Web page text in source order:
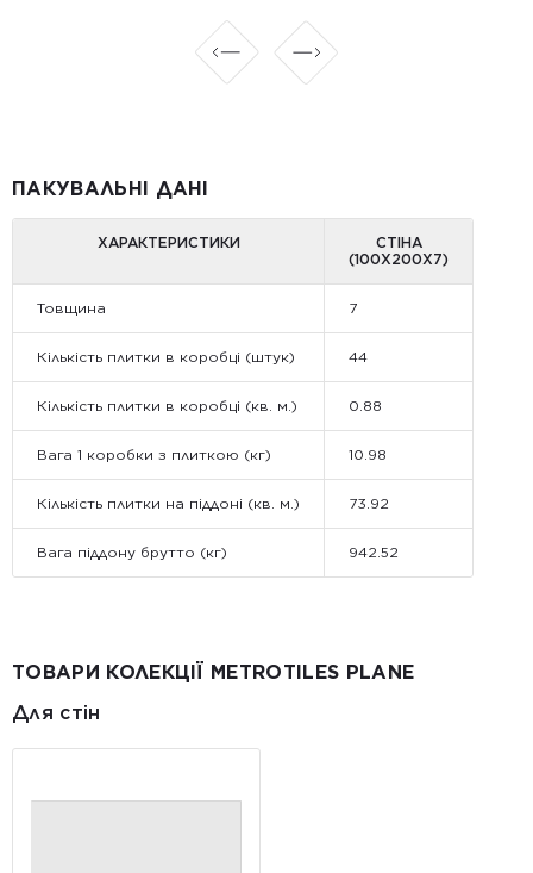
ПАКУВАЛЬНІ ДАНІ
ХАРАКТЕРИСТИКИ
СТІНА
(100Х200Х7)
Товщина 7
Кількість плитки в коробці (штук) 44
Кількість плитки в коробці (кв. м.) 0.88
Вага 1 коробки з плиткою (кг) 10.98
Кількість плитки на піддоні (кв. м.) 73.92
Вага піддону брутто (кг) 942.52
ТОВАРИ КОЛЕКЦІЇ METROTILES PLANE
Для стін